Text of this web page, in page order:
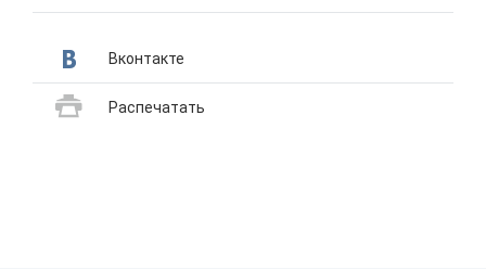
Вконтакте
Распечатать